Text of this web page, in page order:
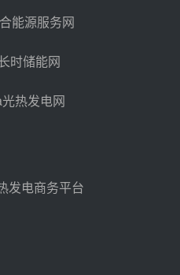
年熔盐介质框架协议
华中试研院中标重能新疆
光热项目机组调试及性能
05 10:41
05 09:11
能源服务网
时储能网
热发电网
发电商务平台